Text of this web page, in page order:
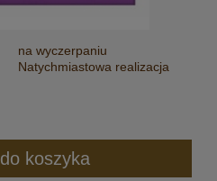
na wyczerpaniu
Natychmiastowa realizacja
do koszyka